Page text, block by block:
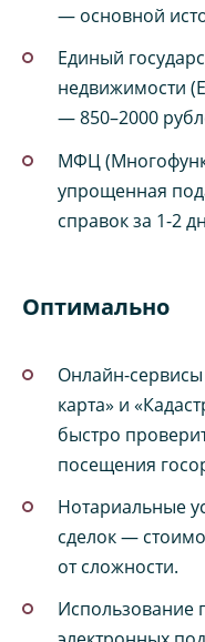
— основной
Единый
недвижимости
— 850–2000
МФЦ
упрощенная
справок за 1-2
Оптимально
Онлайн-сервисы
карта» и
быстро
посещения
Нотариальные
сделок —
от сложности.
Использование